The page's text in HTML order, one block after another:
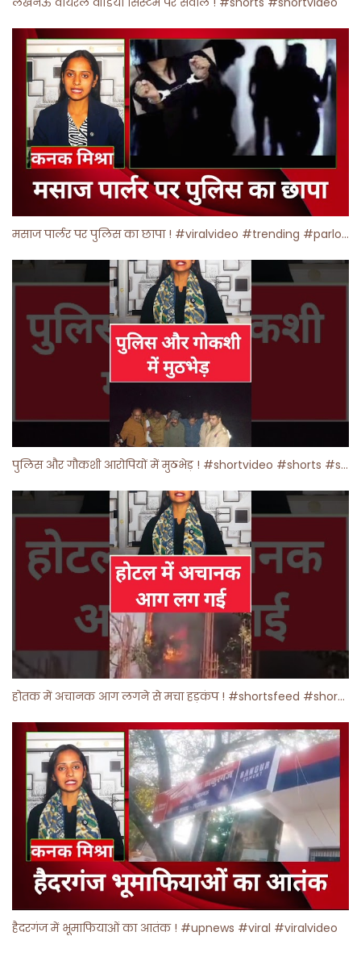
मसाज पार्लर पर पुलिस का छापा ! #viralvideo #trending #parlour
पुलिस और गौकशी आरोपियों में मुठभेड़ ! #shortvideo #shorts #shortsfeed
होतक में अचानक आग लगने से मचा हड़कंप ! #shortsfeed #shorts #viralshorts
हैदरगंज में भूमाफियाओं का आतंक ! #upnews #viral #viralvideo